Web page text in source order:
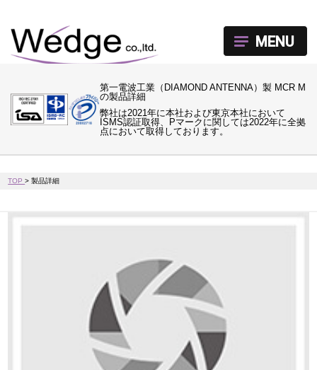
第一電波工業（DIAMOND ANTENNA）製 MCR M
の製品詳細
弊社は2021年に本社および東京本社において
ISMS認証取得、Pマークに関しては2022年に全拠
点において取得しております。
MENU
TOP>製品詳細